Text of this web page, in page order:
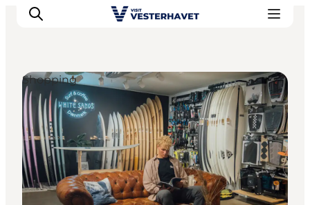
Events
Erlebnisse
Unsere Städte
Essen & Übernachtung
Tickets kaufen
Shopping